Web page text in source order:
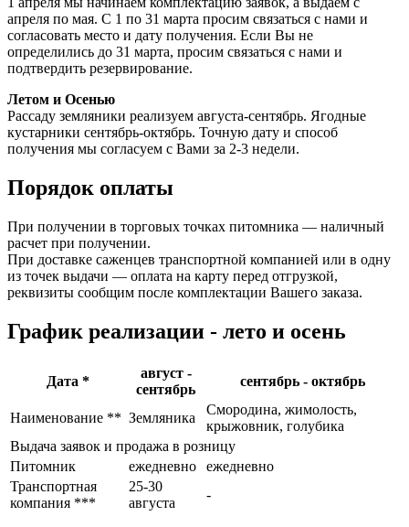
апреля по мая. С 1 по 31 марта просим связаться с нами и
согласовать место и дату получения. Если Вы не
определились до 31 марта, просим связаться с нами и
подтвердить резервирование.
Летом и Осенью
Рассаду земляники реализуем августа-сентябрь. Ягодные
кустарники сентябрь-октябрь. Точную дату и способ
получения мы согласуем с Вами за 2-3 недели.
Порядок оплаты
При получении в торговых точках питомника — наличный
расчет при получении.
При доставке саженцев транспортной компанией или в одну
из точек выдачи — оплата на карту перед отгрузкой,
реквизиты сообщим после комплектации Вашего заказа.
График реализации - лето и осень
Дата *
август -
сентябрь
сентябрь - октябрь
Наименование ** Земляника
Смородина, жимолость,
крыжовник, голубика
Выдача заявок и продажа в розницу
Питомник
ежедневно
ежедневно
Транспортная
компания ***
25-30
августа
-